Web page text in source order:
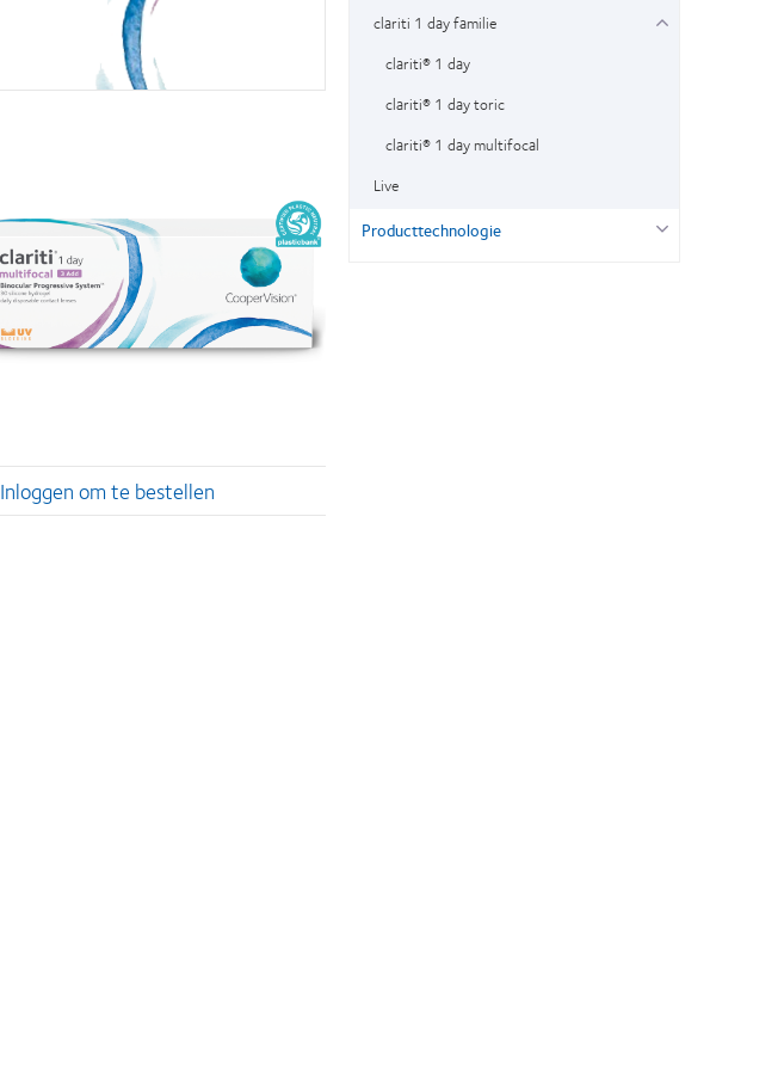
Inloggen om te bestellen
clariti 1 day familie
clariti® 1 day
clariti® 1 day toric
clariti® 1 day multifocal
Live
Producttechnologie